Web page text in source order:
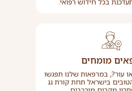
מומחים
או עור?, במרפאות שלנו תפגשו
בישראל תחת קורת גג